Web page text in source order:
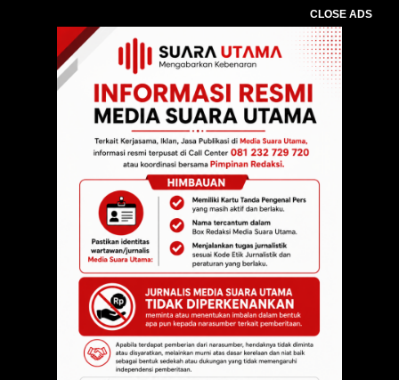
CLOSE ADS